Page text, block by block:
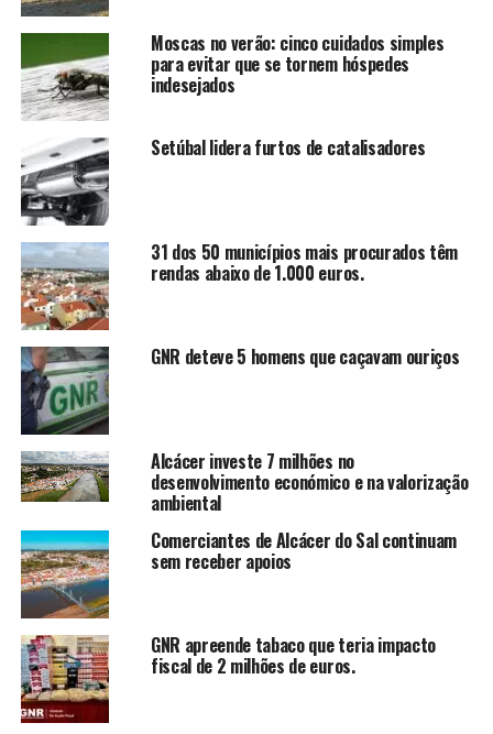
Moscas no verão: cinco cuidados simples
para evitar que se tornem hóspedes
indesejados
Setúbal lidera furtos de catalisadores
31 dos 50 municípios mais procurados têm
rendas abaixo de 1.000 euros.
GNR deteve 5 homens que caçavam ouriços
Alcácer investe 7 milhões no
desenvolvimento económico e na valorização
ambiental
Comerciantes de Alcácer do Sal continuam
sem receber apoios
GNR apreende tabaco que teria impacto
fiscal de 2 milhões de euros.